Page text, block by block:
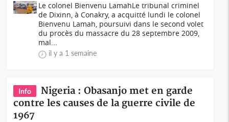
Le colonel Bienvenu LamahLe tribunal criminel
de Dixinn, à Conakry, a acquitté lundi le colonel
Bienvenu Lamah, poursuivi dans le second volet
du procès du massacre du 28 septembre 2009,
mal...
il y a 1 semaine
Info
Nigeria : Obasanjo met en garde
contre les causes de la guerre civile de
1967